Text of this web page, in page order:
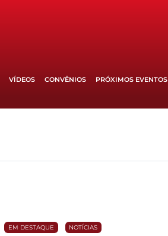
VÍDEOS CONVÊNIOS PRÓXIMOS EVENTOS
EM DESTAQUE NOTÍCIAS